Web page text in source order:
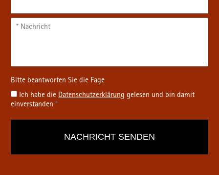
Ich habe dieDatenschutz­erklärunggelesen und bin damit
einverstanden*